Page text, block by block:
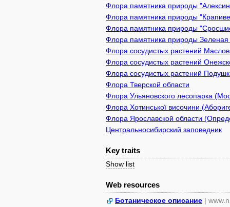
Флора памятника природы
Флора памятника природы
Флора памятника природы
Флора памятника природы Зеленая
Флора сосудистых растений
Флора сосудистых растений
Флора сосудистых растений
Флора Тверской области
Флора Ульяновского лесопарка
Флора Хотинської височини
Флора Ярославской области
Центральносибирский заповедник
Key traits
Show list
Web resources
Ботаническое описание |